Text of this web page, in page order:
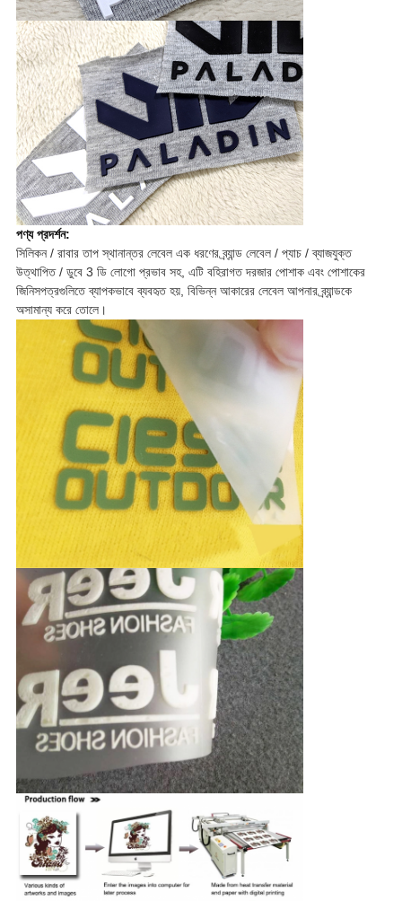
পণ্য প্রদর্শন:
সিলিকন / রাবার তাপ স্থানান্তর লেবেল এক ধরণের ব্র্যান্ড লেবেল / প্যাচ / ব্যাজযুক্ত
উত্থাপিত / ডুবে 3 ডি লোগো প্রভাব সহ, এটি বহিরাগত দরজার পোশাক এবং পোশাকের
জিনিসপত্রগুলিতে ব্যাপকভাবে ব্যবহৃত হয়, বিভিন্ন আকারের লেবেল আপনার ব্র্যান্ডকে
অসামান্য করে তোলে।